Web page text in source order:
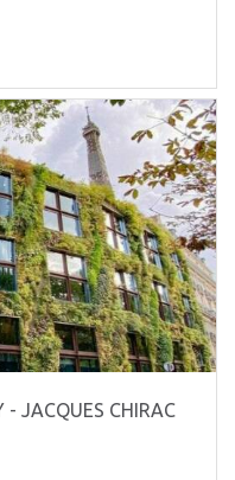
- JACQUES CHIRAC